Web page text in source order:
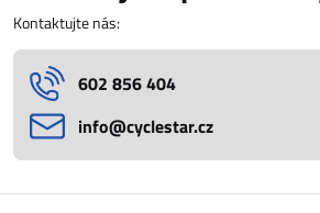
Kontaktujte nás:
602 856 404
info​@cyclestar​.cz